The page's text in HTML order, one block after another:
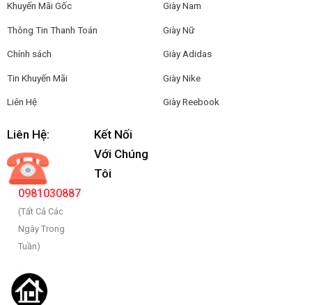
Khuyến Mãi Gốc
Thông Tin Thanh Toán
Chính sách
Tin Khuyến Mãi
Liên Hệ
Giày Nam
Giày Nữ
Giày Adidas
Giày Nike
Giày Reebook
Liên Hệ:
0981030887
(Tất Cả Các
Ngày Trong
Tuần)
Kết Nối
Với Chúng
Tôi